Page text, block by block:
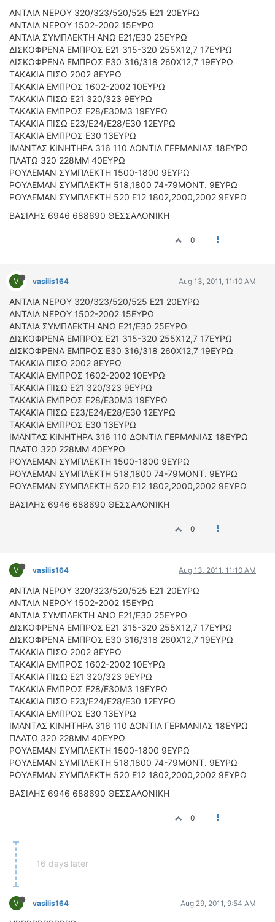
ΑΝΤΛΙΑ ΝΕΡΟΥ 320/323/520/525 Ε21 20ΕΥΡΩ
ΑΝΤΛΙΑ ΝΕΡΟΥ 1502-2002 15ΕΥΡΩ
ΑΝΤΛΙΑ ΣΥΜΠΛΕΚΤΗ ΑΝΩ Ε21/Ε30 25ΕΥΡΩ
ΔΙΣΚΟΦΡΕΝΑ ΕΜΠΡΟΣ Ε21 315-320 255Χ12,7 17ΕΥΡΩ
ΔΙΣΚΟΦΡΕΝΑ ΕΜΠΡΟΣ Ε30 316/318 260Χ12,7 19ΕΥΡΩ
ΤΑΚΑΚΙΑ ΠΙΣΩ 2002 8ΕΥΡΩ
ΤΑΚΑΚΙΑ ΕΜΠΡΟΣ 1602-2002 10ΕΥΡΩ
ΤΑΚΑΚΙΑ ΠΙΣΩ Ε21 320/323 9ΕΥΡΩ
ΤΑΚΑΚΙΑ ΕΜΠΡΟΣ Ε28/Ε30Μ3 19ΕΥΡΩ
ΤΑΚΑΚΙΑ ΠΙΣΩ Ε23/Ε24/Ε28/Ε30 12ΕΥΡΩ
ΤΑΚΑΚΙΑ ΕΜΠΡΟΣ Ε30 13ΕΥΡΩ
ΙΜΑΝΤΑΣ ΚΙΝΗΤΗΡΑ 316 110 ΔΟΝΤΙΑ ΓΕΡΜΑΝΙΑΣ 18ΕΥΡΩ
ΠΛΑΤΩ 320 228ΜΜ 40ΕΥΡΩ
ΡΟΥΛΕΜΑΝ ΣΥΜΠΛΕΚΤΗ 1500-1800 9ΕΥΡΩ
ΡΟΥΛΕΜΑΝ ΣΥΜΠΛΕΚΤΗ 518,1800 74-79ΜΟΝΤ. 9ΕΥΡΩ
ΡΟΥΛΕΜΑΝ ΣΥΜΠΛΕΚΤΗ 520 Ε12 1802,2000,2002 9ΕΥΡΩ
BAΣΙΛΗΣ 6946 688690 ΘΕΣΣΑΛΟΝΙΚΗ
0
V vasilis164 Aug 13, 2011, 11:10 AM
ΑΝΤΛΙΑ ΝΕΡΟΥ 320/323/520/525 Ε21 20ΕΥΡΩ
ΑΝΤΛΙΑ ΝΕΡΟΥ 1502-2002 15ΕΥΡΩ
ΑΝΤΛΙΑ ΣΥΜΠΛΕΚΤΗ ΑΝΩ Ε21/Ε30 25ΕΥΡΩ
ΔΙΣΚΟΦΡΕΝΑ ΕΜΠΡΟΣ Ε21 315-320 255Χ12,7 17ΕΥΡΩ
ΔΙΣΚΟΦΡΕΝΑ ΕΜΠΡΟΣ Ε30 316/318 260Χ12,7 19ΕΥΡΩ
ΤΑΚΑΚΙΑ ΠΙΣΩ 2002 8ΕΥΡΩ
ΤΑΚΑΚΙΑ ΕΜΠΡΟΣ 1602-2002 10ΕΥΡΩ
ΤΑΚΑΚΙΑ ΠΙΣΩ Ε21 320/323 9ΕΥΡΩ
ΤΑΚΑΚΙΑ ΕΜΠΡΟΣ Ε28/Ε30Μ3 19ΕΥΡΩ
ΤΑΚΑΚΙΑ ΠΙΣΩ Ε23/Ε24/Ε28/Ε30 12ΕΥΡΩ
ΤΑΚΑΚΙΑ ΕΜΠΡΟΣ Ε30 13ΕΥΡΩ
ΙΜΑΝΤΑΣ ΚΙΝΗΤΗΡΑ 316 110 ΔΟΝΤΙΑ ΓΕΡΜΑΝΙΑΣ 18ΕΥΡΩ
ΠΛΑΤΩ 320 228ΜΜ 40ΕΥΡΩ
ΡΟΥΛΕΜΑΝ ΣΥΜΠΛΕΚΤΗ 1500-1800 9ΕΥΡΩ
ΡΟΥΛΕΜΑΝ ΣΥΜΠΛΕΚΤΗ 518,1800 74-79ΜΟΝΤ. 9ΕΥΡΩ
ΡΟΥΛΕΜΑΝ ΣΥΜΠΛΕΚΤΗ 520 Ε12 1802,2000,2002 9ΕΥΡΩ
BAΣΙΛΗΣ 6946 688690 ΘΕΣΣΑΛΟΝΙΚΗ
0
V vasilis164 Aug 13, 2011, 11:10 AM
ΑΝΤΛΙΑ ΝΕΡΟΥ 320/323/520/525 Ε21 20ΕΥΡΩ
ΑΝΤΛΙΑ ΝΕΡΟΥ 1502-2002 15ΕΥΡΩ
ΑΝΤΛΙΑ ΣΥΜΠΛΕΚΤΗ ΑΝΩ Ε21/Ε30 25ΕΥΡΩ
ΔΙΣΚΟΦΡΕΝΑ ΕΜΠΡΟΣ Ε21 315-320 255Χ12,7 17ΕΥΡΩ
ΔΙΣΚΟΦΡΕΝΑ ΕΜΠΡΟΣ Ε30 316/318 260Χ12,7 19ΕΥΡΩ
ΤΑΚΑΚΙΑ ΠΙΣΩ 2002 8ΕΥΡΩ
ΤΑΚΑΚΙΑ ΕΜΠΡΟΣ 1602-2002 10ΕΥΡΩ
ΤΑΚΑΚΙΑ ΠΙΣΩ Ε21 320/323 9ΕΥΡΩ
ΤΑΚΑΚΙΑ ΕΜΠΡΟΣ Ε28/Ε30Μ3 19ΕΥΡΩ
ΤΑΚΑΚΙΑ ΠΙΣΩ Ε23/Ε24/Ε28/Ε30 12ΕΥΡΩ
ΤΑΚΑΚΙΑ ΕΜΠΡΟΣ Ε30 13ΕΥΡΩ
ΙΜΑΝΤΑΣ ΚΙΝΗΤΗΡΑ 316 110 ΔΟΝΤΙΑ ΓΕΡΜΑΝΙΑΣ 18ΕΥΡΩ
ΠΛΑΤΩ 320 228ΜΜ 40ΕΥΡΩ
ΡΟΥΛΕΜΑΝ ΣΥΜΠΛΕΚΤΗ 1500-1800 9ΕΥΡΩ
ΡΟΥΛΕΜΑΝ ΣΥΜΠΛΕΚΤΗ 518,1800 74-79ΜΟΝΤ. 9ΕΥΡΩ
ΡΟΥΛΕΜΑΝ ΣΥΜΠΛΕΚΤΗ 520 Ε12 1802,2000,2002 9ΕΥΡΩ
BAΣΙΛΗΣ 6946 688690 ΘΕΣΣΑΛΟΝΙΚΗ
0
16 days later
V vasilis164 Aug 29, 2011, 9:54 AM
VIDEO
4TTV
ΝΕΑ ΜΟΝΤΕΛΑ
ΑΓΩΝΕΣ
CANDID CAMERA
ΤΕΧΝΟΛΟΓΙΑ
ΕΙΔΗΣΕΙΣ – ΠΑΡΟΥΣΙΑΣΕΙΣ
ΛΕΞΙΚΟ
ΠΕΡΙΒΑΛΛΟΝ
ΔΟΚΙΜΕΣ – ΠΑΡΟΥΣΙΑΣΕΙΣ
ΕΙΔΗΣΕΙΣ
WRC
ΔΙΕΘΝΕΙΣ ΑΓΩΝΕΣ
ΕΛΛΗΝΙΚΟΙ ΑΓΩΝΕΣ
ΤΙΜΕΣ
4T CLASSIC
ΜΟΝΤΕΛΑ
ΚΑΤΑΣΚΕΥΑΣΤΕΣ
ΠΡΟΣΩΠΙΚΟΤΗΤΕΣ
ΑΓΩΝΙΣΤΙΚΑ ΑΥΤΟΚΙΝΗΤΑ
ΑΓΩΝΕΣ/ΔΙΟΡΓΑΝΩΣΕΙΣ
ΑΓΟΡΑ
ΠΩΛΗΣΕΙΣ
ΕΠΙΚΑΙΡΟΤΗΤΑ
ΑΓΩΝΕΣ
CLASSIC
ΑΡΧΕΙΟ ΤΕΥΧΩΝ